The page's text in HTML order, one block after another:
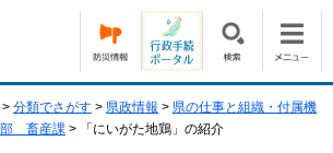
> 分類でさがす > 県政情報 > 県の仕事と組織・付属機
部 畜産課 > 「にいがた地鶏」の紹介